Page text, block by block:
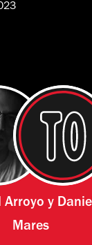
Arroyo y
Mares